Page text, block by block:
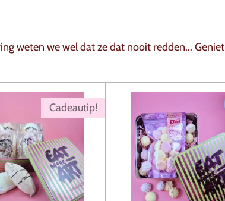
weten we wel dat ze dat nooit redden... Geniet
Cadeautip!